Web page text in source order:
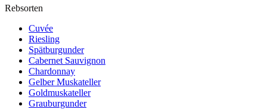
Rebsorten
Cuvée
Riesling
Spätburgunder
Cabernet Sauvignon
Chardonnay
Gelber Muskateller
Goldmuskateller
Grauburgunder